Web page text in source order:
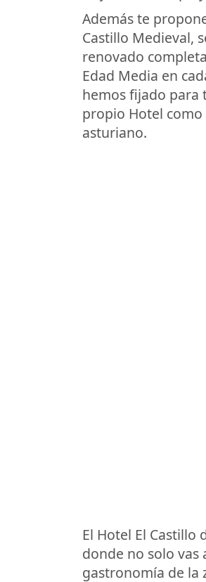
Además te
Castillo Medieval,
renovado
Edad Media en
hemos fijado para
propio Hotel
asturiano.
El Hotel El Castillo
donde no solo vas
gastronomía de la